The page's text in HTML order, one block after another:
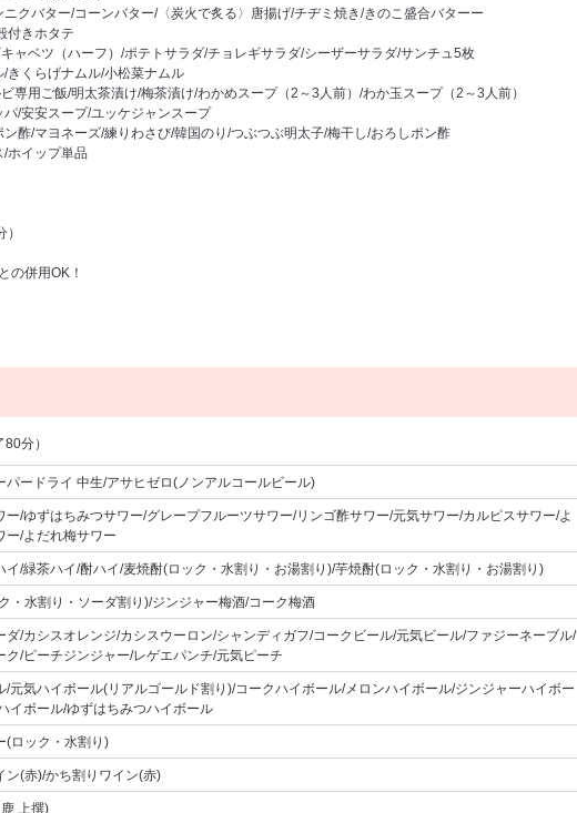
クバター/コーンバター/〈炭火で炙る〉唐揚げ/チヂミ焼き/きのこ盛合バターー
付きホタテ
ャベツ（ハーフ）/ポテトサラダ/チョレギサラダ/シーザーサラダ/サンチュ5枚
/きくらげナムル/小松菜ナムル
専用ご飯/明太茶漬け/梅茶漬け/わかめスープ（2～3人前）/わか玉スープ（2～3人前）
/安安スープ/ユッケジャンスープ
ン酢/マヨネーズ/練りわさび/韓国のり/つぶつぶ明太子/梅干し/おろしポン酢
ホイップ単品
の併用OK！
分）
パードライ 中生/アサヒゼロ(ノンアルコールビール)
ー/ゆずはちみつサワー/グレープフルーツサワー/リンゴ酢サワー/元気サワー/カルピスサワー/よ
ー/よだれ梅サワー
イ/緑茶ハイ/酎ハイ/麦焼酎(ロック・水割り・お湯割り)/芋焼酎(ロック・水割り・お湯割り)
・水割り・ソーダ割り)/ジンジャー梅酒/コーク梅酒
ダ/カシスオレンジ/カシスウーロン/シャンディガフ/コークビール/元気ビール/ファジーネーブル/
ク/ピーチジンジャー/レゲエパンチ/元気ピーチ
/元気ハイボール(リアルゴールド割り)/コークハイボール/メロンハイボール/ジンジャーハイボー
イボール/ゆずはちみつハイボール
(ロック・水割り)
ン(赤)/かち割りワイン(赤)
上撰)